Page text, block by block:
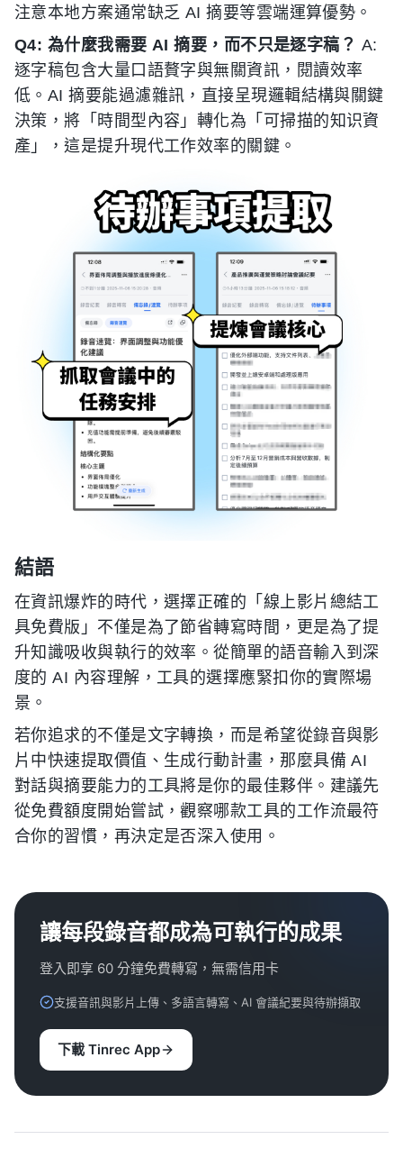
注意本地方案通常缺乏 AI 摘要等雲端運算優勢。
Q4: 為什麼我需要 AI 摘要，而不只是逐字稿？ A:
逐字稿包含大量口語贅字與無關資訊，閱讀效率
低。AI 摘要能過濾雜訊，直接呈現邏輯結構與關鍵
決策，將「時間型內容」轉化為「可掃描的知识資
產」，這是提升現代工作效率的關鍵。
結語
在資訊爆炸的時代，選擇正確的「線上影片總結工
具免費版」不僅是為了節省轉寫時間，更是為了提
升知識吸收與執行的效率。從簡單的語音輸入到深
度的 AI 內容理解，工具的選擇應緊扣你的實際場
景。
若你追求的不僅是文字轉換，而是希望從錄音與影
片中快速提取價值、生成行動計畫，那麼具備 AI
對話與摘要能力的工具將是你的最佳夥伴。建議先
從免費額度開始嘗試，觀察哪款工具的工作流最符
合你的習慣，再決定是否深入使用。
讓每段錄音都成為可執行的成果
登入即享 60 分鐘免費轉寫，無需信用卡
支援音訊與影片上傳、多語言轉寫、AI 會議紀要與待辦擷取
下載 Tinrec App